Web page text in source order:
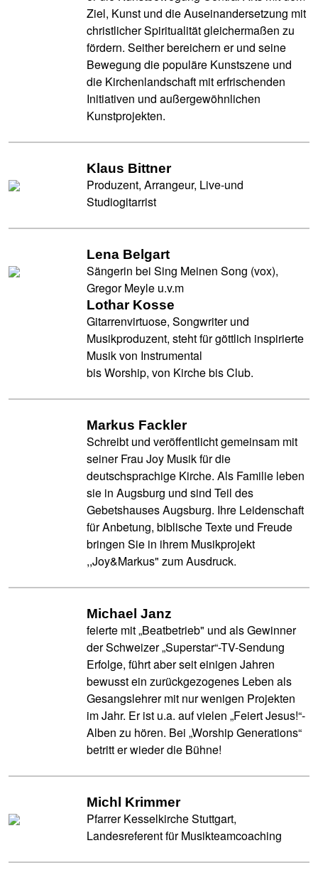
Ziel, Kunst und die Auseinandersetzung mit
christlicher Spiritualität gleichermaßen zu
fördern. Seither bereichern er und seine
Bewegung die populäre Kunstszene und
die Kirchenlandschaft mit erfrischenden
Initiativen und außergewöhnlichen
Kunstprojekten.
Klaus Bittner
Produzent, Arrangeur, Live-und
Studiogitarrist
Lena Belgart
Sängerin bei Sing Meinen Song (vox),
Gregor Meyle u.v.m
Lothar Kosse
Gitarrenvirtuose, Songwriter und
Musikproduzent, steht für göttlich inspirierte
Musik von Instrumental
bis Worship, von Kirche bis Club.
Markus Fackler
Schreibt und veröffentlicht gemeinsam mit
seiner Frau Joy Musik für die
deutschsprachige Kirche. Als Familie leben
sie in Augsburg und sind Teil des
Gebetshauses Augsburg. Ihre Leidenschaft
für Anbetung, biblische Texte und Freude
bringen Sie in ihrem Musikprojekt
,,Joy&Markus" zum Ausdruck.
Michael Janz
feierte mit „Beatbetrieb" und als Gewinner
der Schweizer „Superstar“-TV-Sendung
Erfolge, führt aber seit einigen Jahren
bewusst ein zurückgezogenes Leben als
Gesangslehrer mit nur wenigen Projekten
im Jahr. Er ist u.a. auf vielen „Feiert Jesus!“-
Alben zu hören. Bei „Worship Generations“
betritt er wieder die Bühne!
Michl Krimmer
Pfarrer Kesselkirche Stuttgart,
Landesreferent für Musikteamcoaching